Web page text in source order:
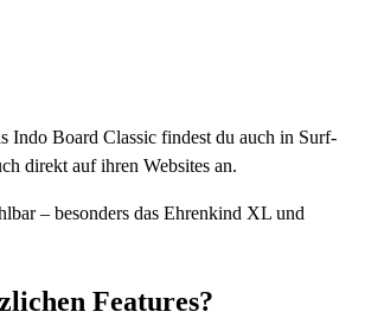
Indo Board Classic findest du auch in Surf-
direkt auf ihren Websites an.
– besonders das Ehrenkind XL und
Features?